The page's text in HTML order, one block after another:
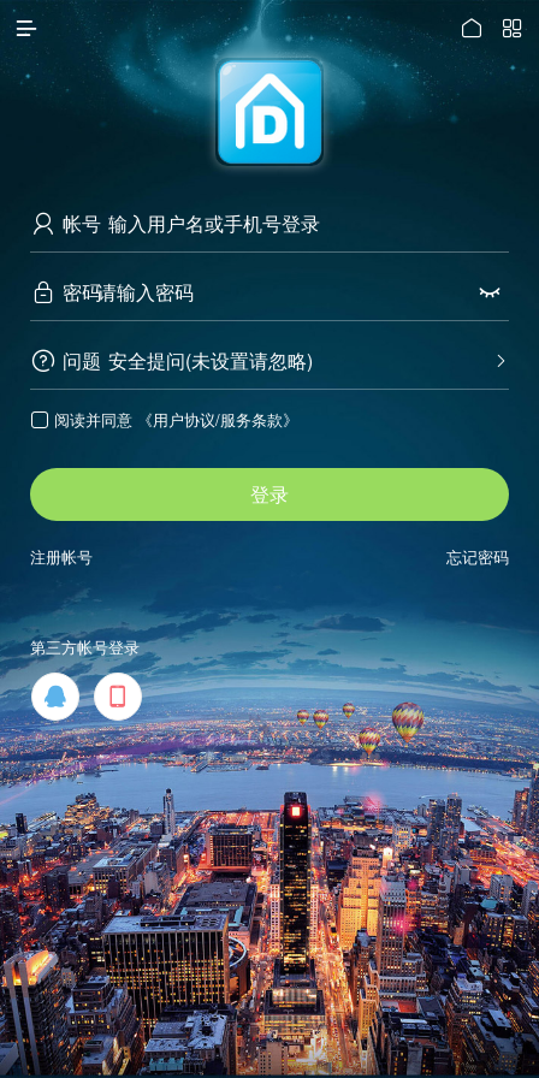
访问电脑版
 

 帐号
 密码 
 问题 
安全提问(未设置请忽略)
 阅读并同意 《用户协议/服务条款》
登录
忘记密码
注册帐号
第三方帐号登录
 